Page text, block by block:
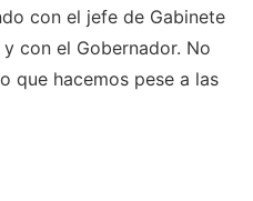
con el jefe de Gabinete
con el Gobernador. No
que hacemos pese a las